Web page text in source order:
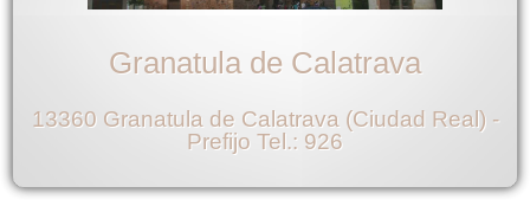
Granatula de Calatrava
13360 Granatula de Calatrava (Ciudad Real) -
Prefijo Tel.: 926